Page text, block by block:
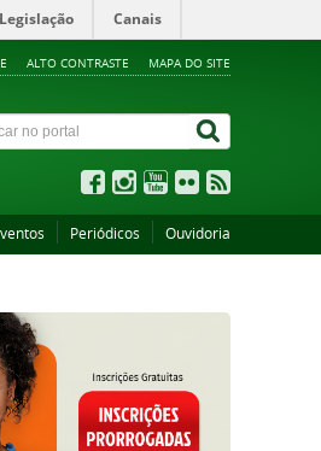
Legislação Canais
ALTO CONTRASTE MAPA DO SITE
Periódicos Ouvidoria